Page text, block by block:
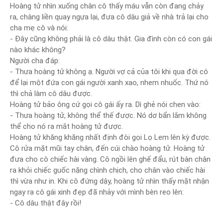
Hoàng tử nhìn xuống chân cô thấy máu vẫn còn đang chảy
ra, chàng liền quay ngựa lại, đưa cô dâu giả về nhà trả lại cho
cha mẹ cô và nói:
- Đây cũng không phải là cô dâu thật. Gia đình còn có con gái
nào khác không?
Người cha đáp:
- Thưa hoàng tử không ạ. Người vợ cả của tôi khi qua đời có
để lại một đứa con gái người xanh xao, nhem nhuốc. Thứ nó
thì chả làm cô dâu được.
Hoàng tử bảo ông cứ gọi cô gái ấy ra. Dì ghẻ nói chen vào:
- Thưa hoàng tử, không thể thế được. Nó dơ bẩn lắm không
thể cho nó ra mắt hoàng tử được.
Hoàng tử khăng khăng nhất định đòi gọi Lọ Lem lên kỳ được.
Cô rửa mặt mũi tay chân, đến cúi chào hoàng tử. Hoàng tử
đưa cho cô chiếc hài vàng. Cô ngồi lên ghế đẩu, rút bàn chân
ra khỏi chiếc guốc nặng chình chịch, cho chân vào chiếc hài
thì vừa như in. Khi cô đứng dậy, hoàng tử nhìn thấy mặt nhận
ngay ra cô gái xinh đẹp đã nhảy với mình bèn reo lên:
- Cô dâu thật đây rồi!